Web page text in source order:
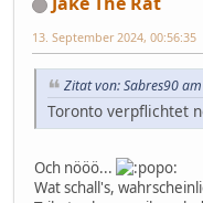
13. September 2024, 00:56:35
Zitat von: Sabres90
Toronto verpflichtet
Och nööö...
Wat schall's,